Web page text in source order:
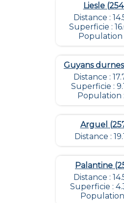
Liesle
Distance :
Superficie :
Population
Guyans
Distance :
Superficie :
Population
Arguel
Distance :
Palantine
Distance :
Superficie :
Population